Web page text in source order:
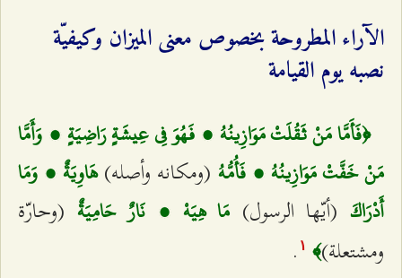
الآراء المطروحة بخصوص معنى الميزان وكيفيّة
نصبه يوم القيامة
﴿فَأَمَّا مَنْ ثَقُلَتْ مَوَازِينُهُ ، فَهُوَ فِي عِيشَةٍ رَاضِيَةٍ ، وَأَمَّا
مَنْ خَفَّتْ مَوَازِينُهُ ، فَأُمُّهُ (ومكانه وأصله)هَاوِيَةٌ ، وَمَا
أَدْرَاكَ (أيّها الرسول) مَا هِيَهْ ، نَارٌ حَامِيَةٌ (وحارّة
ومشتعلة)﴾ ۱ .